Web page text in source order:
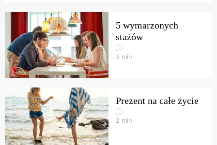
5 wymarzonych
stażów
3 min
Prezent na całe życie
2 min